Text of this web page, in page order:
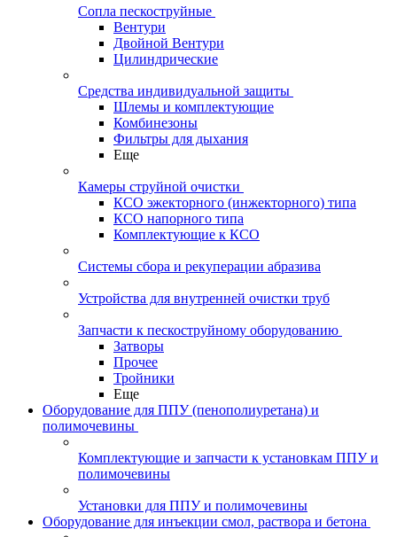
Сопла пескоструйные
Вентури
Двойной Вентури
Цилиндрические
Средства индивидуальной защиты
Шлемы и комплектующие
Комбинезоны
Фильтры для дыхания
Еще
Камеры струйной очистки
КСО эжекторного (инжекторного) типа
КСО напорного типа
Комплектующие к КСО
Системы сбора и рекуперации абразива
Устройства для внутренней очистки труб
Запчасти к пескоструйному оборудованию
Затворы
Прочее
Тройники
Еще
Оборудование для ППУ (пенополиуретана) и
полимочевины
Комплектующие и запчасти к установкам ППУ и
полимочевины
Установки для ППУ и полимочевины
Оборудование для инъекции смол, раствора и бетона